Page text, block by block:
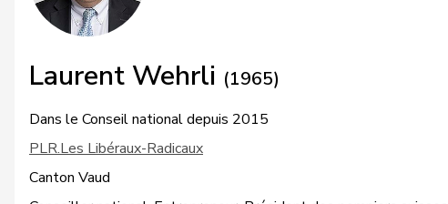
Laurent Wehrli (1965)
Dans le Conseil national depuis 2015
PLR.Les Libéraux-Radicaux
Canton Vaud